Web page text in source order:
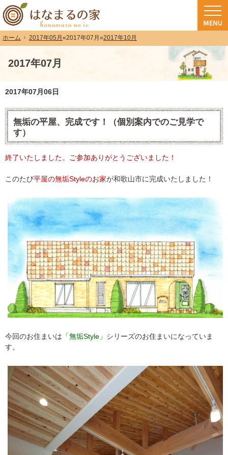
ホーム 2017年05月 «2017年07月 »2017年10月
2017年07月
和歌山（和歌山市・岩出市・海南市・紀の川市）で注文住宅(長期優良住宅・
注文住宅・高気密高断熱・長期優良住宅・ZEH・耐震なら（和歌山・和歌山市）
2017年07月06日
無垢の平屋、完成です！（個別案内でのご見学で
す）
終了いたしました。ご参加ありがとうございました！
このたび平屋の無垢Styleのお家が和歌山市に完成いたしました！
今回のお住まいは 「無垢Style」 シリーズのお住まいになっていま
す。